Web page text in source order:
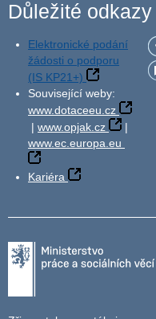
Důležité odkazy
Elektronické podání
žádosti o podporu
(IS KP21+)
Související weby:
www.dotaceeu.cz
| www.opjak.cz
|
www.ec.europa.eu
Kariéra